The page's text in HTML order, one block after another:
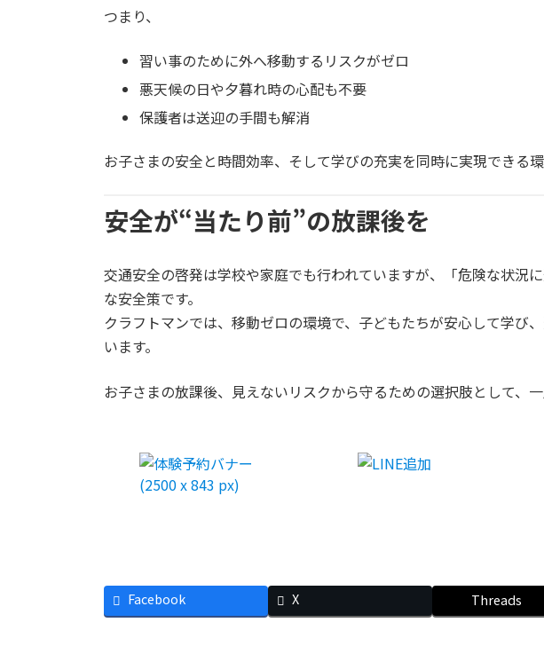
つまり、
習い事のために外へ移動するリスクがゼロ
悪天候の日や夕暮れ時の心配も不要
保護者は送迎の手間も解消
お子さまの安全と時間効率、そして学びの充実を同時に実現できる環
安全が“当たり前”の放課後を
交通安全の啓発は学校や家庭でも行われていますが、「危険な状況
な安全策です。
クラフトマンでは、移動ゼロの環境で、子どもたちが安心して学び
います。
お子さまの放課後、見えないリスクから守るための選択肢として、
Facebook X Threads